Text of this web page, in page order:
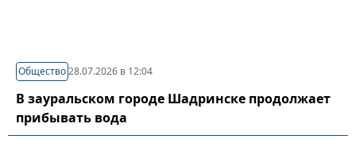
Общество28.07.2026 в 12:04
В зауральском городе Шадринске продолжает
прибывать вода